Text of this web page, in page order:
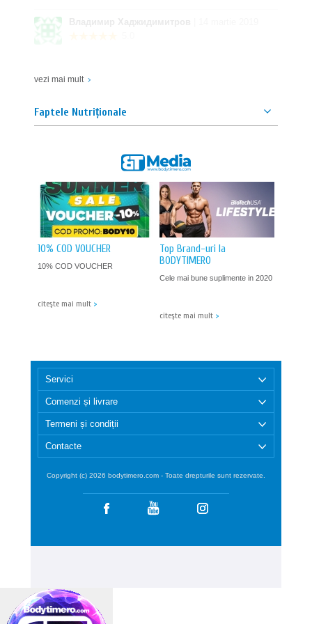
5.0
vezi mai mult
Faptele Nutriționale
10% COD VOUCHER
10% COD VOUCHER
citeşte mai mult >
Top Brand-uri la
BODYTIMERO
Cele mai bune suplimente in 2020
citeşte mai mult >
Servici
Comenzi și livrare
Termeni și condiții
Contacte
Copyright (c) 2026 bodytimero.com - Toate drepturile sunt rezervate.